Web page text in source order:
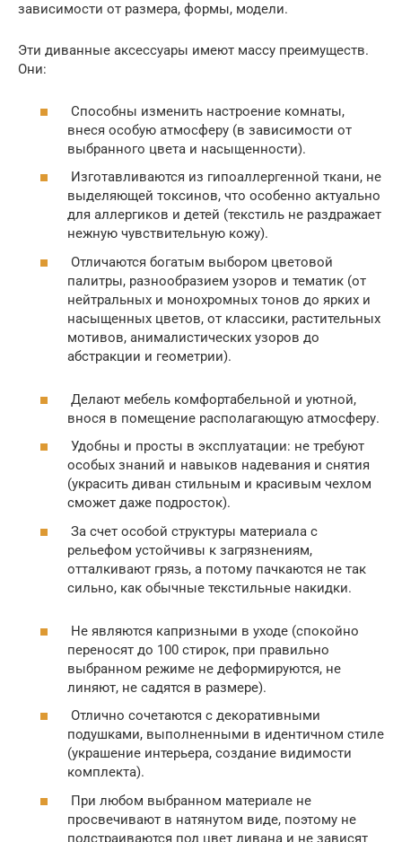
зависимости от размера, формы, модели.
Эти диванные аксессуары имеют массу преимуществ.
Они:
Способны изменить настроение комнаты,
внеся особую атмосферу (в зависимости от
выбранного цвета и насыщенности).
Изготавливаются из гипоаллергенной ткани, не
выделяющей токсинов, что особенно актуально
для аллергиков и детей (текстиль не раздражает
нежную чувствительную кожу).
Отличаются богатым выбором цветовой
палитры, разнообразием узоров и тематик (от
нейтральных и монохромных тонов до ярких и
насыщенных цветов, от классики, растительных
мотивов, анималистических узоров до
абстракции и геометрии).
Делают мебель комфортабельной и уютной,
внося в помещение располагающую атмосферу.
Удобны и просты в эксплуатации: не требуют
особых знаний и навыков надевания и снятия
(украсить диван стильным и красивым чехлом
сможет даже подросток).
За счет особой структуры материала с
рельефом устойчивы к загрязнениям,
отталкивают грязь, а потому пачкаются не так
сильно, как обычные текстильные накидки.
Не являются капризными в уходе (спокойно
переносят до 100 стирок, при правильно
выбранном режиме не деформируются, не
линяют, не садятся в размере).
Отлично сочетаются с декоративными
подушками, выполненными в идентичном стиле
(украшение интерьера, создание видимости
комплекта).
При любом выбранном материале не
просвечивают в натянутом виде, поэтому не
подстраиваются под цвет дивана и не зависят